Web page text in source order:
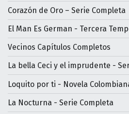
Corazón de Oro – Serie Completa
El Man Es German - Tercera
Vecinos Capítulos Completos
La bella Ceci y el imprudente -
Loquito por ti - Novela
La Nocturna - Serie Completa